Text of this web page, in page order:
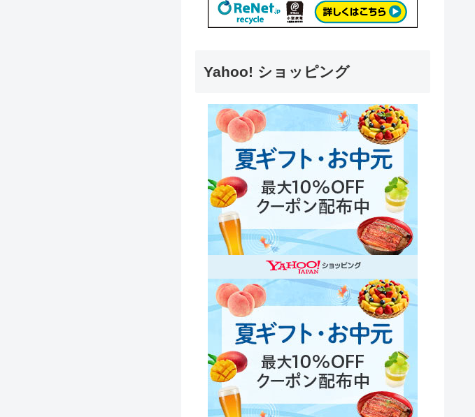
Yahoo! ショッピング